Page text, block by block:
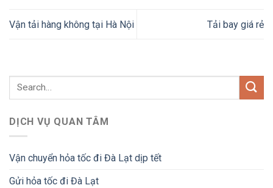
Vận tải hàng không tại Hà Nội Tải bay giá rẻ
DỊCH VỤ QUAN TÂM
Vận chuyển hỏa tốc đi Đà Lạt dịp tết
Gửi hỏa tốc đi Đà Lạt